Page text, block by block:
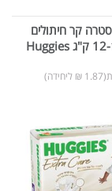
קר חיתולים